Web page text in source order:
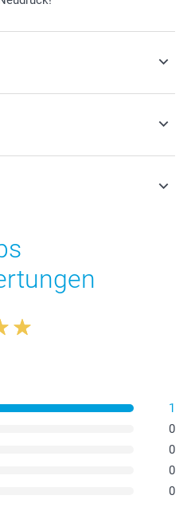
EURO (€) inkl. MwSt. und zzgl.
1
0
0
0
0